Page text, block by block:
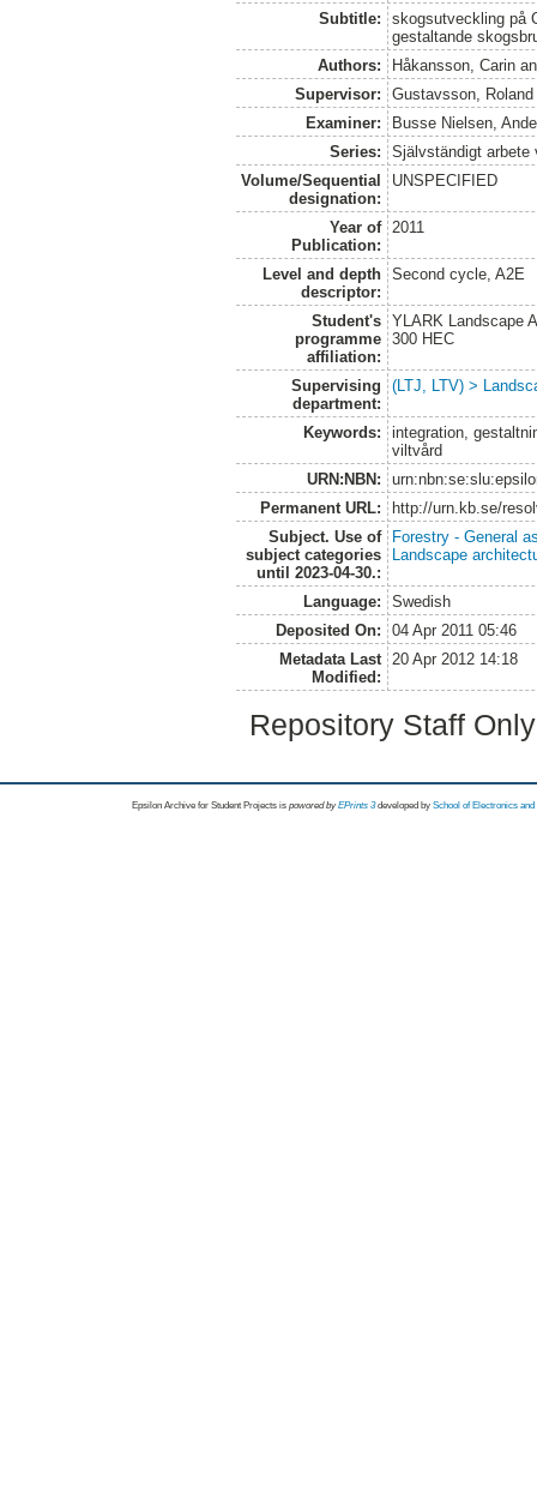
Subtitle:
skogsutveckling på
gestaltande
Authors:
Håkansson, Carin
Supervisor:
Gustavsson, Roland
Examiner:
Busse Nielsen,
Series:
Självständigt arbete
Volume/Sequential
designation:
UNSPECIFIED
Year of
Publication:
2011
Level and depth
descriptor:
Second cycle, A2E
Student's
programme
affiliation:
YLARK Landscape
300 HEC
Supervising
department:
(LTJ, LTV) >
Keywords:
integration,
viltvård
URN:NBN:
Permanent URL:
http://urn.kb.se/
Subject. Use of
subject categories
until 2023-04-30.:
Forestry - General
Landscape
Language:
Swedish
Deposited On:
04 Apr 2011 05:46
Metadata Last
Modified:
20 Apr 2012 14:18
Repository Staff
Epsilon Archive for Student Projects is powored byEPrints 3 developed by School of Electronics